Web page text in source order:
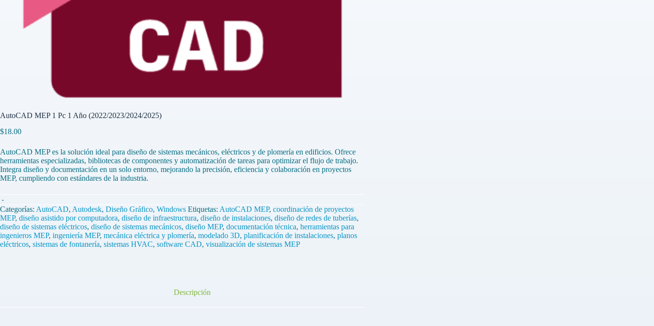
AutoCAD MEP 1 Pc 1 Año (2022/2023/2024/2025)
$18.00
AutoCAD MEP es la solución ideal para diseño de sistemas mecánicos, eléctricos y de plomería en edificios. Ofrece
herramientas especializadas, bibliotecas de componentes y automatización de tareas para optimizar el flujo de trabajo.
Integra diseño y documentación en un solo entorno, mejorando la precisión, eficiencia y colaboración en proyectos
MEP, cumpliendo con estándares de la industria.
AutoCAD
MEP
1
Pc
1
Año
(2022/2023/2024/2025)
Categorías: AutoCAD, Autodesk, Diseño Gráfico, Windows Etiquetas: AutoCAD MEP, coordinación de proyectos
MEP, diseño asistido por computadora, diseño de infraestructura, diseño de instalaciones, diseño de redes de tuberías,
diseño de sistemas eléctricos, diseño de sistemas mecánicos, diseño MEP, documentación técnica, herramientas para
ingenieros MEP, ingeniería MEP, mecánica eléctrica y plomería, modelado 3D, planificación de instalaciones, planos
eléctricos, sistemas de fontanería, sistemas HVAC, software CAD, visualización de sistemas MEP
Descripción